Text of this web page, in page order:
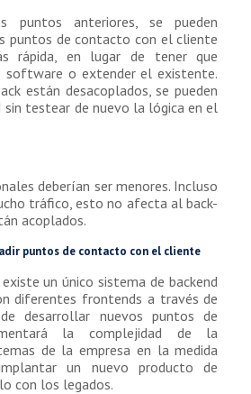
puntos anteriores, se pueden
puntos de contacto con el cliente
rápida, en lugar de tener que
software o extender el existente.
están desacoplados, se pueden
sin testear de nuevo la lógica en el
deberían ser menores. Incluso
tráfico, esto no afecta al back-
acoplados.
puntos de contacto con el cliente
un único sistema de backend
diferentes frontends a través de
desarrollar nuevos puntos de
la complejidad de la
de la empresa en la medida
un nuevo producto de
con los legados.